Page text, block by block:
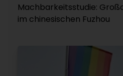
Machbarkeitsstudie:
im chinesischen Fuzhou